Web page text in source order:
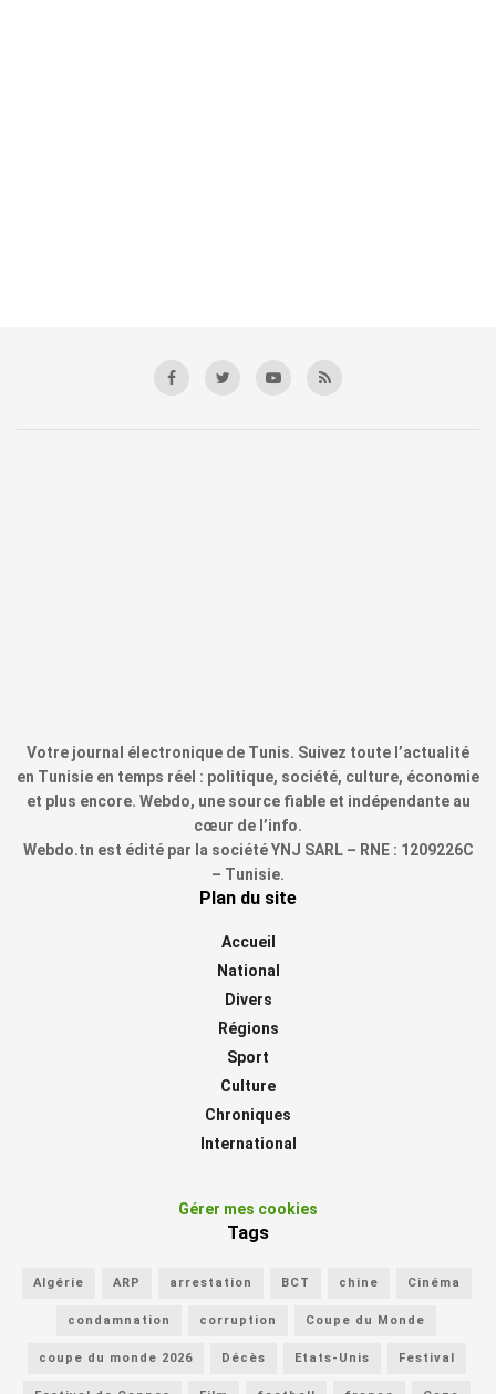
Votre journal électronique de Tunis. Suivez toute l’actualité
en Tunisie en temps réel : politique, société, culture, économie
et plus encore. Webdo, une source fiable et indépendante au
cœur de l’info.
Webdo.tn est édité par la société YNJ SARL – RNE : 1209226C
– Tunisie.
Plan du site
Accueil
National
Divers
Régions
Sport
Culture
Chroniques
International
Gérer mes cookies
Tags
Algérie ARP arrestation BCT chine Cinéma
condamnation corruption Coupe du Monde
coupe du monde 2026 Décès Etats-Unis Festival